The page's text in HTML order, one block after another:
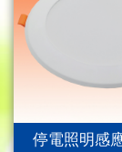
停電照明感